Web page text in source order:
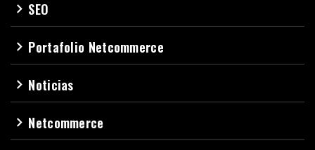
navigate_next SEO
navigate_next Portafolio Netcommerce
navigate_next Noticias
navigate_next Netcommerce